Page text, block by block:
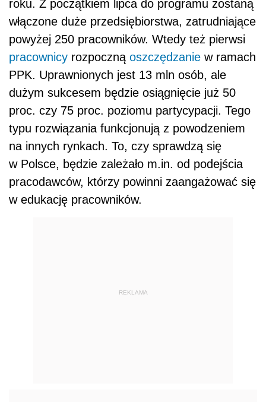
roku. Z początkiem lipca do programu zostaną
włączone duże przedsiębiorstwa, zatrudniające
powyżej 250 pracowników. Wtedy też pierwsi
pracownicy rozpoczną oszczędzanie w ramach
PPK. Uprawnionych jest 13 mln osób, ale
dużym sukcesem będzie osiągnięcie już 50
proc. czy 75 proc. poziomu partycypacji. Tego
typu rozwiązania funkcjonują z powodzeniem
na innych rynkach. To, czy sprawdzą się
w Polsce, będzie zależało m.in. od podejścia
pracodawców, którzy powinni zaangażować się
w edukację pracowników.
REKLAMA